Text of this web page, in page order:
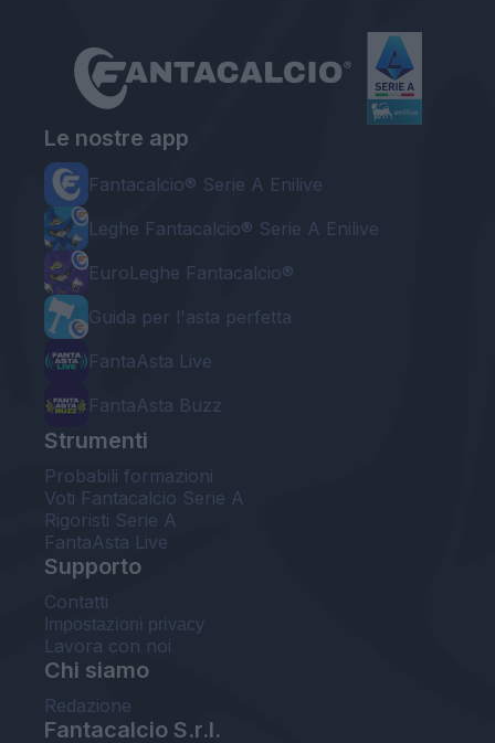
Le nostre app
Fantacalcio® Serie A Enilive
Leghe Fantacalcio® Serie A Enilive
EuroLeghe Fantacalcio®
Guida per l'asta perfetta
FantaAsta Live
FantaAsta Buzz
Strumenti
Probabili formazioni
Voti Fantacalcio Serie A
Rigoristi Serie A
FantaAsta Live
Supporto
Contatti
Impostazioni privacy
Lavora con noi
Chi siamo
Redazione
Fantacalcio S.r.l.